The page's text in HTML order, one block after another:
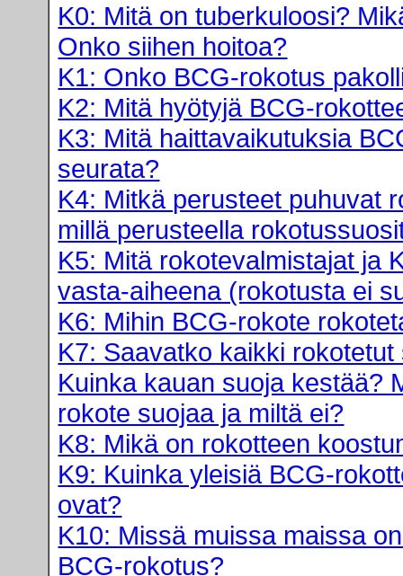
K0: Mitä on tuberkuloosi?
Onko siihen hoitoa?
K1: Onko BCG-rokotus
K2: Mitä hyötyjä BCG-
K3: Mitä haittavaikutuksia
seurata?
K4: Mitkä perusteet puhuvat
millä perusteella
K5: Mitä rokotevalmistajat ja
vasta-aiheena (rokotusta ei
K6: Mihin BCG-rokote
K7: Saavatko kaikki
Kuinka kauan suoja kestää?
rokote suojaa ja miltä ei?
K8: Mikä on rokotteen
K9: Kuinka yleisiä BCG-
ovat?
K10: Missä muissa maissa
BCG-rokotus?